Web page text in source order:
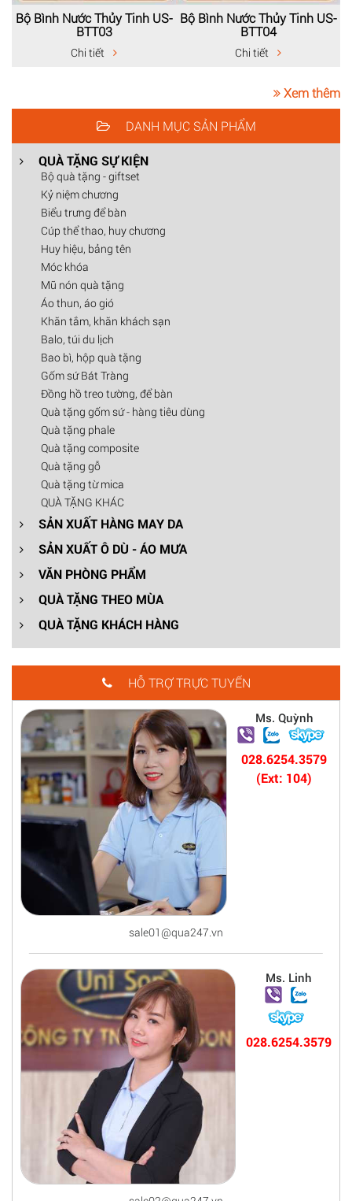
Bộ Bình Nước Thủy Tinh US-
BTT03
Chi tiết
Bộ Bình Nước Thủy Tinh US-
BTT04
Chi tiết
Xem thêm
DANH MỤC SẢN PHẨM
QUÀ TẶNG SỰ KIỆN
Bộ quà tặng - giftset
Kỷ niệm chương
Biểu trưng để bàn
Cúp thể thao, huy chương
Huy hiệu, bảng tên
Móc khóa
Mũ nón quà tặng
Áo thun, áo gió
Khăn tắm, khăn khách sạn
Balo, túi du lịch
Bao bì, hộp quà tặng
Gốm sứ Bát Tràng
Đồng hồ treo tường, để bàn
Quà tặng gốm sứ - hàng tiêu dùng
Quà tặng phale
Quà tặng composite
Quà tặng gỗ
Quà tặng từ mica
QUÀ TẶNG KHÁC
SẢN XUẤT HÀNG MAY DA
SẢN XUẤT Ô DÙ - ÁO MƯA
VĂN PHÒNG PHẨM
QUÀ TẶNG THEO MÙA
QUÀ TẶNG KHÁCH HÀNG
HỖ TRỢ TRỰC TUYẾN
Ms. Quỳnh
028.6254.3579
(Ext: 104)
sale01@qua247.vn
Ms. Linh
028.6254.3579